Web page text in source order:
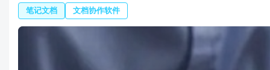
笔记文档 文档协作软件